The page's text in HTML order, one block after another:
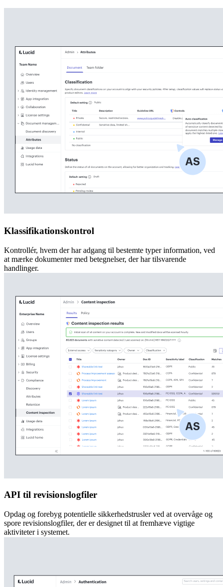
Klassifikationskontrol
Kontrollér, hvem der har adgang til bestemte typer information, ved
at mærke dokumenter med betegnelser, der har tilsvarende
handlinger.
API til revisionslogfiler
Opdag og forebyg potentielle sikkerhedstrusler ved at overvåge og
spore revisionslogfiler, der er designet til at fremhæve vigtige
aktiviteter i systemet.